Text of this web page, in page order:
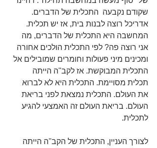
שקודם נקבעה  התכלית של הדברים.
אדריכל רוצה לבנות בית, אז יש תכלית.
המחשבה היא התכלית של הדברים, מה
אני רוצה פה? לפי התכלית הולכים אחורה
ומכינים מיני פעולות וחומרים שמובילים אל
התכלית המבוקשת. אז לקב''ה הייתה
תכלית מסויימת. התכלית היא לא לברוא
את העולם. התכלית נמצאת לפני בריאת
העולם. בריאת העולם זה האמצעי להגיע
לתכלית.
לצורך העניין, התכלית של הקב''ה הייתה